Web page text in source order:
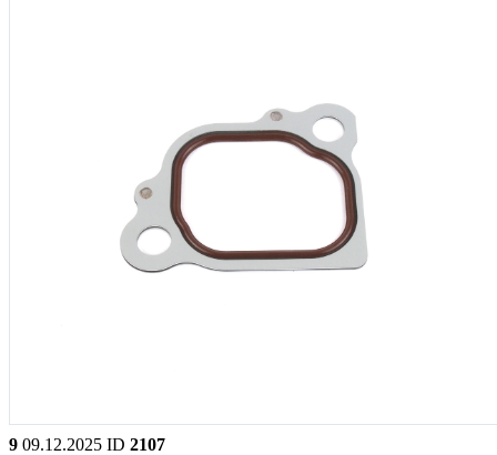
9 09.12.2025 ID 2107